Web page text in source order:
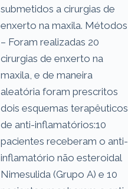
submetidos a cirurgias de
enxerto na maxila. Métodos
– Foram realizadas 20
cirurgias de enxerto na
maxila, e de maneira
aleatória foram prescritos
dois esquemas terapêuticos
de anti-inflamatórios:10
pacientes receberam o anti-
inflamatório não esteroidal
Nimesulida (Grupo A) e 10